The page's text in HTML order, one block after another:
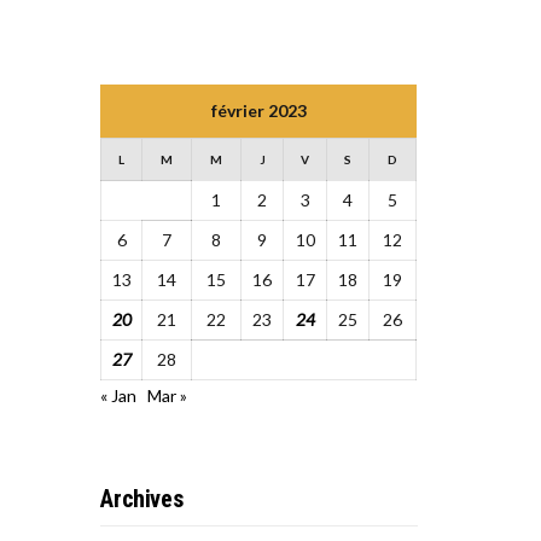
février 2023
L M M J V S D
1 2 3 4
5
6
7 8 9 10 11
12
13
14 15 16 17 18
19
20
21 22 23 24 25
26
27
28
« Jan
Mar »
Archives